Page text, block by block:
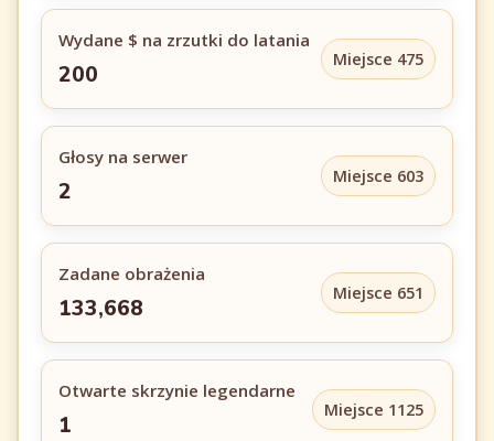
Wydane $ na zrzutki do latania
200
Miejsce 475
Głosy na serwer
2
Miejsce 603
Zadane obrażenia
133,668
Miejsce 651
Otwarte skrzynie legendarne
1
Miejsce 1125